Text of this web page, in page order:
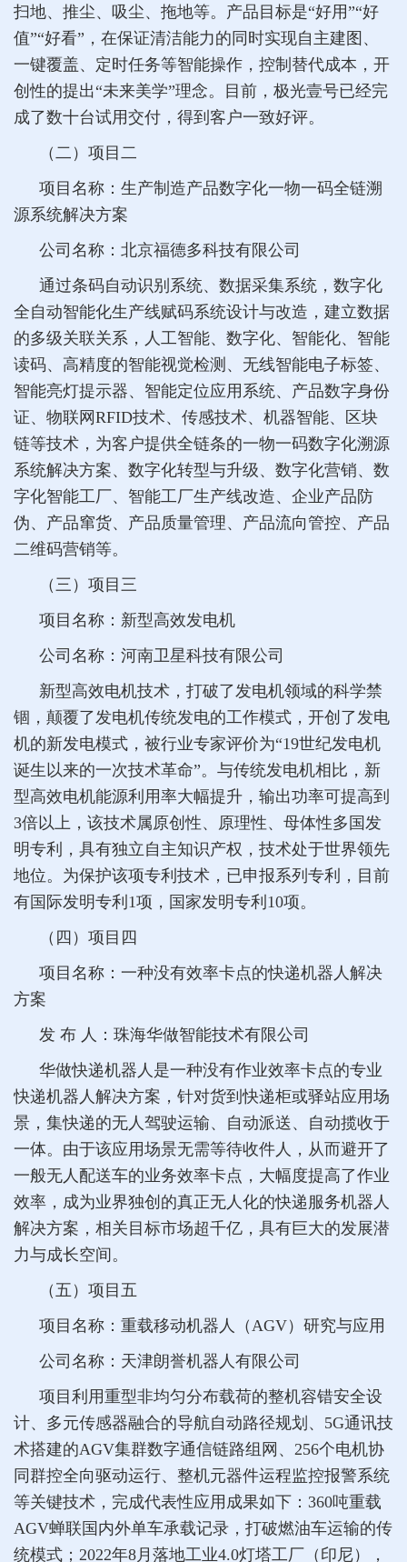
扫地、推尘、吸尘、拖地等。产品目标是“好用”“好
值”“好看”，在保证清洁能力的同时实现自主建图、
一键覆盖、定时任务等智能操作，控制替代成本，开
创性的提出“未来美学”理念。目前，极光壹号已经完
成了数十台试用交付，得到客户一致好评。
（二）项目二
项目名称：生产制造产品数字化一物一码全链溯
源系统解决方案
公司名称：北京福德多科技有限公司
通过条码自动识别系统、数据采集系统，数字化
全自动智能化生产线赋码系统设计与改造，建立数据
的多级关联关系，人工智能、数字化、智能化、智能
读码、高精度的智能视觉检测、无线智能电子标签、
智能亮灯提示器、智能定位应用系统、产品数字身份
证、物联网RFID技术、传感技术、机器智能、区块
链等技术，为客户提供全链条的一物一码数字化溯源
系统解决方案、数字化转型与升级、数字化营销、数
字化智能工厂、智能工厂生产线改造、企业产品防
伪、产品窜货、产品质量管理、产品流向管控、产品
二维码营销等。
（三）项目三
项目名称：新型高效发电机
公司名称：河南卫星科技有限公司
新型高效电机技术，打破了发电机领域的科学禁
锢，颠覆了发电机传统发电的工作模式，开创了发电
机的新发电模式，被行业专家评价为“19世纪发电机
诞生以来的一次技术革命”。与传统发电机相比，新
型高效电机能源利用率大幅提升，输出功率可提高到
3倍以上，该技术属原创性、原理性、母体性多国发
明专利，具有独立自主知识产权，技术处于世界领先
地位。为保护该项专利技术，已申报系列专利，目前
有国际发明专利1项，国家发明专利10项。
（四）项目四
项目名称：一种没有效率卡点的快递机器人解决
方案
发 布 人：珠海华做智能技术有限公司
华做快递机器人是一种没有作业效率卡点的专业
快递机器人解决方案，针对货到快递柜或驿站应用场
景，集快递的无人驾驶运输、自动派送、自动揽收于
一体。由于该应用场景无需等待收件人，从而避开了
一般无人配送车的业务效率卡点，大幅度提高了作业
效率，成为业界独创的真正无人化的快递服务机器人
解决方案，相关目标市场超千亿，具有巨大的发展潜
力与成长空间。
（五）项目五
项目名称：重载移动机器人（AGV）研究与应用
公司名称：天津朗誉机器人有限公司
项目利用重型非均匀分布载荷的整机容错安全设
计、多元传感器融合的导航自动路径规划、5G通讯技
术搭建的AGV集群数字通信链路组网、256个电机协
同群控全向驱动运行、整机元器件运程监控报警系统
等关键技术，完成代表性应用成果如下：360吨重载
AGV蝉联国内外单车承载记录，打破燃油车运输的传
统模式；2022年8月落地工业4.0灯塔工厂（印尼），